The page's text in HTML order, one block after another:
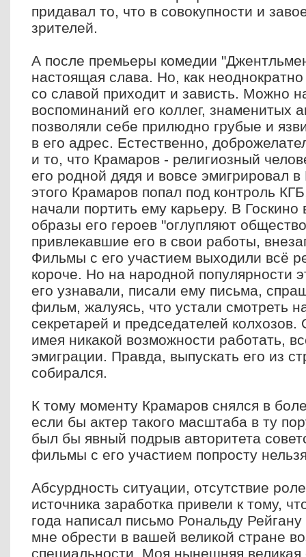
придавал то, что в совокупности и
зрителей.
А после премьеры комедии
настоящая слава. Но, как
со славой приходит и зависть. Можно
воспоминаний его коллег, знаменитых
позволяли себе прилюдно грубые и
в его адрес. Естественно,
и то, что Крамаров - религиозный
его родной дядя и вовсе эмигрировал
этого Крамаров попал под контроль
начали портить ему карьеру. В
образы его героев "оглупляют
привлекавшие его в свои работы,
Фильмы с его участием выходили всё
короче. Но на народной популярности
его узнавали, писали ему письма,
фильм, жалуясь, что устали смотреть
секретарей и председателей
имея никакой возможности работать,
эмиграции. Правда, выпускать его из
собирался.
К тому моменту Крамаров снялся в
если бы актер такого масштаба в ту
был бы явный подрыв авторитета
фильмы с его участием попросту
Абсурдность ситуации, отсутствие
источника заработка привели к тому,
года написал письмо Рональду
мне обрести в вашей великой стране
специальности. Моя нынешняя